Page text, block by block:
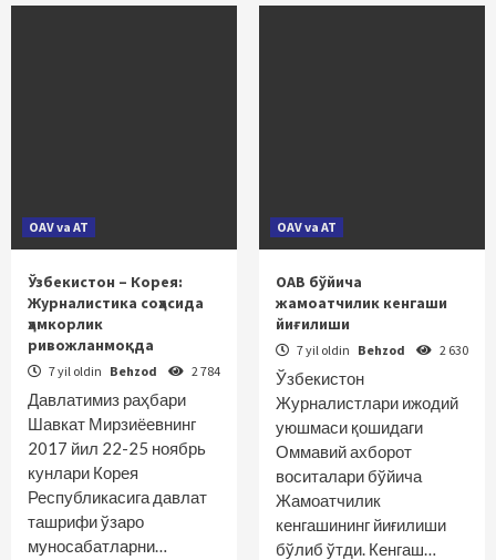
OAV va AT
Ўзбекистон – Корея:
Журналистика соҳасида
ҳамкорлик
ривожланмоқда
7 yil oldin Behzod 2 784
Давлатимиз раҳбари
Шавкат Мирзиёевнинг
2017 йил 22-25 ноябрь
кунлари Корея
Республикасига давлат
ташрифи ўзаро
муносабатларни…
OAV va AT
ОАВ бўйича
жамоатчилик кенгаши
йиғилиши
7 yil oldin Behzod 2 630
Ўзбекистон
Журналистлари ижодий
уюшмаси қошидаги
Оммавий ахборот
воситалари бўйича
Жамоатчилик
кенгашининг йиғилиши
бўлиб ўтди. Кенгаш…